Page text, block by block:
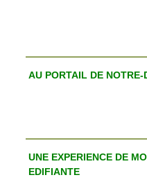
AU PORTAIL DE NOTRE-
UNE EXPERIENCE DE
EDIFIANTE